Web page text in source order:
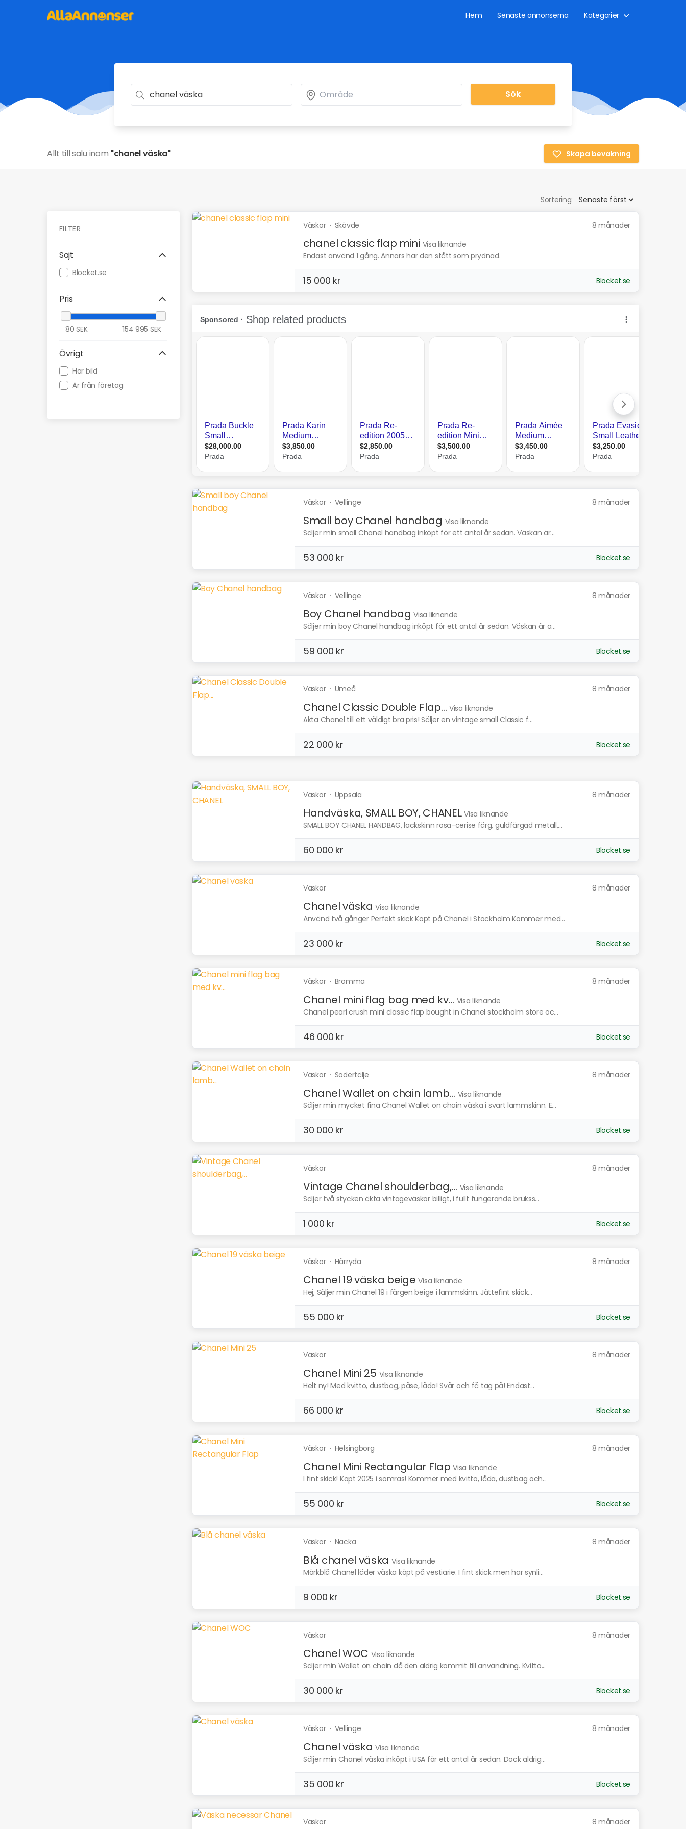
Hem Senaste annonserna Kategorier
Sök
Allt till salu inom "chanel väska" Skapa bevakning
Sortering:
FILTER
Sajt
Blocket.se
Pris
80 SEK 154 995 SEK
Övrigt
Har bild
Är från företag
Väskor· Skövde 8 månader
chanel classic flap mini Visa liknande
Endast använd 1 gång. Annars har den stått som prydnad.
15 000 kr Blocket.se
Väskor· Vellinge 8 månader
Small boy Chanel handbag Visa liknande
Säljer min small Chanel handbag inköpt för ett antal år sedan. Väskan är...
53 000 kr Blocket.se
Väskor· Vellinge 8 månader
Boy Chanel handbag Visa liknande
Säljer min boy Chanel handbag inköpt för ett antal år sedan. Väskan är a...
59 000 kr Blocket.se
Väskor· Umeå 8 månader
Chanel Classic Double Flap... Visa liknande
Äkta Chanel till ett väldigt bra pris! Säljer en vintage small Classic f...
22 000 kr Blocket.se
Väskor· Uppsala 8 månader
Handväska, SMALL BOY, CHANEL Visa liknande
SMALL BOY CHANEL HANDBAG, lackskinn rosa-cerise färg, guldfärgad metall,...
60 000 kr Blocket.se
Väskor 8 månader
Chanel väska Visa liknande
Använd två gånger Perfekt skick Köpt på Chanel i Stockholm Kommer med...
23 000 kr Blocket.se
Väskor· Bromma 8 månader
Chanel mini flag bag med kv... Visa liknande
Chanel pearl crush mini classic flap bought in Chanel stockholm store oc...
46 000 kr Blocket.se
Väskor· Södertälje 8 månader
Chanel Wallet on chain lamb... Visa liknande
Säljer min mycket fina Chanel Wallet on chain väska i svart lammskinn. E...
30 000 kr Blocket.se
Väskor 8 månader
Vintage Chanel shoulderbag,... Visa liknande
Säljer två stycken äkta vintageväskor billigt, i fullt fungerande brukss...
1 000 kr Blocket.se
Väskor· Härryda 8 månader
Chanel 19 väska beige Visa liknande
Hej, Säljer min Chanel 19 i färgen beige i lammskinn. Jättefint skick...
55 000 kr Blocket.se
Väskor 8 månader
Chanel Mini 25 Visa liknande
Helt ny! Med kvitto, dustbag, påse, låda! Svår och få tag på! Endast...
66 000 kr Blocket.se
Väskor· Helsingborg 8 månader
Chanel Mini Rectangular Flap Visa liknande
I fint skick! Köpt 2025 i somras! Kommer med kvitto, låda, dustbag och...
55 000 kr Blocket.se
Väskor· Nacka 8 månader
Blå chanel väska Visa liknande
Mörkblå Chanel läder väska köpt på vestiarie. I fint skick men har synli...
9 000 kr Blocket.se
Väskor 8 månader
Chanel WOC Visa liknande
Säljer min Wallet on chain då den aldrig kommit till användning. Kvitto...
30 000 kr Blocket.se
Väskor· Vellinge 8 månader
Chanel väska Visa liknande
Säljer min Chanel väska inköpt i USA för ett antal år sedan. Dock aldrig...
35 000 kr Blocket.se
Väskor 8 månader